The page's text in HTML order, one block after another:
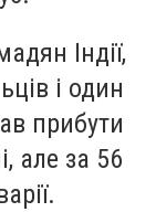
Індії,
і один
прибути
але за 56